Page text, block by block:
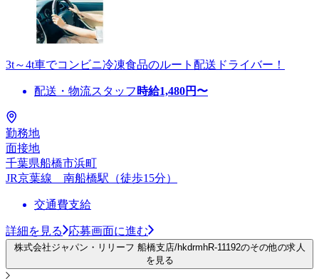
3t～4t車でコンビニ冷凍食品のルート配送ドライバー！
配送・物流スタッフ 時給1,480円〜
勤務地
面接地
千葉県船橋市浜町
JR京葉線 南船橋駅（徒歩15分）
交通費支給
詳細を見る 応募画面に進む
株式会社ジャパン・リリーフ 船橋支店/hkdrmhR-11192のその他の求人
を見る